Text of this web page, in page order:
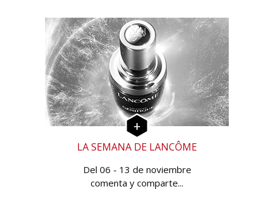
LA SEMANA DE LANCÔME
Del 06 - 13 de noviembre
comenta y comparte...